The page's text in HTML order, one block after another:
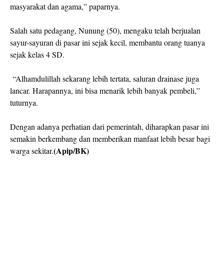
masyarakat dan agama,” paparnya.
Salah satu pedagang, Nunung (50), mengaku telah berjualan
sayur-sayuran di pasar ini sejak kecil, membantu orang tuanya
sejak kelas 4 SD.
“Alhamdulillah sekarang lebih tertata, saluran drainase juga
lancar. Harapannya, ini bisa menarik lebih banyak pembeli,”
tuturnya.
Dengan adanya perhatian dari pemerintah, diharapkan pasar ini
semakin berkembang dan memberikan manfaat lebih besar bagi
warga sekitar.(Apip/BK)